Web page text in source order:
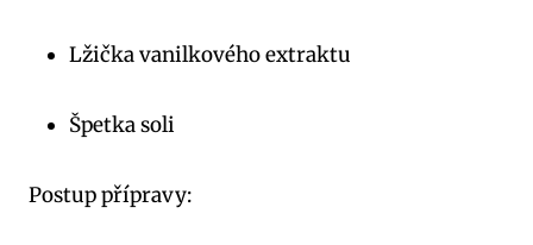
Lžička ‍vanilkového extraktu
Špetka‍ soli
Postup ⁢přípravy: